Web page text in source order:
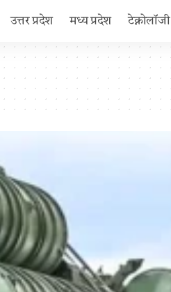
उत्तर प्रदेश मध्य प्रदेश टेक्नोलॉजी